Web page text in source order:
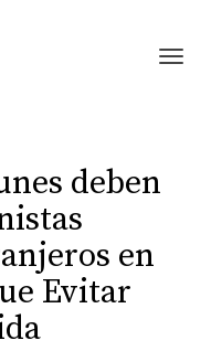
deben
en
Evitar